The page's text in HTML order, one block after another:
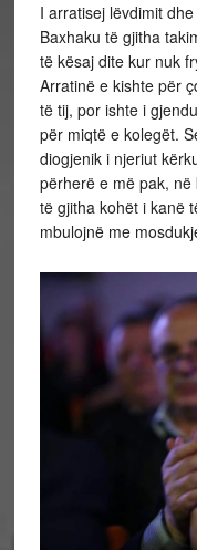
I arratisej lëvdimit
Baxhaku të gjitha
të kësaj dite kur nuk
Arratinë e kishte për
të tij, por ishte i
për miqtë e kolegët.
diogjenik i njeriut
përherë e më pak,
të gjitha kohët i kanë
mbulojnë me